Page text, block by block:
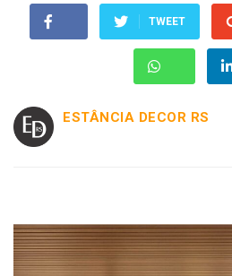
TWEET
ESTÂNCIA DECOR RS